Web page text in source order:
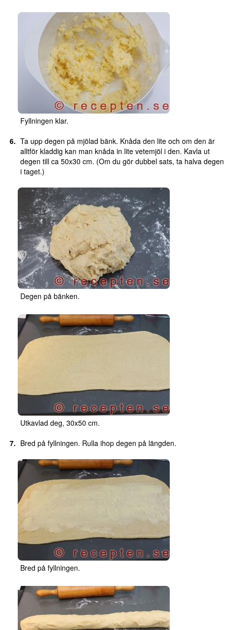
Fyllningen klar.
Ta upp degen på mjölad bänk. Knåda den lite och om den är
alltför kladdig kan man knåda in lite vetemjöl i den. Kavla ut
degen till ca 50x30 cm. (Om du gör dubbel sats, ta halva degen
i taget.)
Degen på bänken.
Utkavlad deg, 30x50 cm.
Bred på fyllningen. Rulla ihop degen på längden.
Bred på fyllningen.